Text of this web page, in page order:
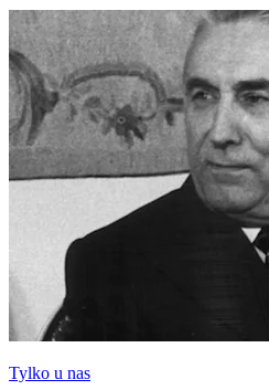
Tylko u nas